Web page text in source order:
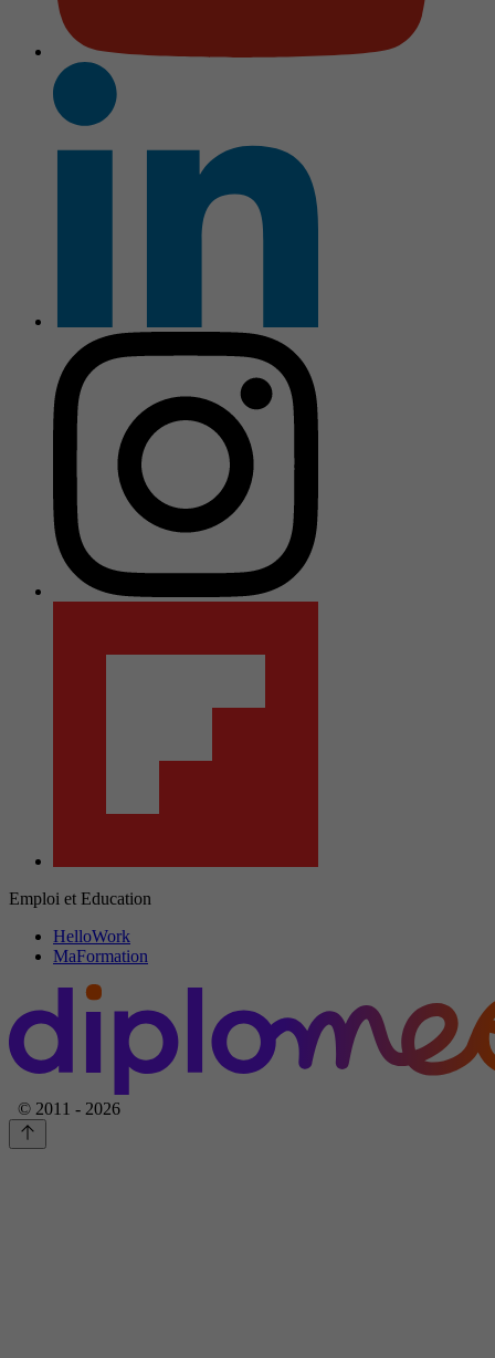
Emploi et Education
HelloWork
MaFormation
© 2011 - 2026